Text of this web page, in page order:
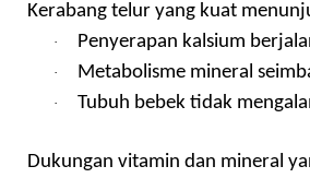
Kerabang telur yang kuat
· Penyerapan kalsium
· Metabolisme mineral
· Tubuh bebek tidak
Dukungan vitamin dan mineral